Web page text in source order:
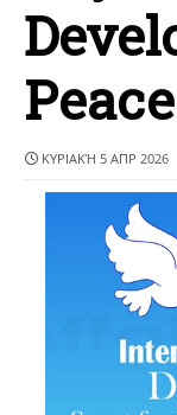
Peace
ΚΥΡΙΑΚΉ 5 ΑΠΡ 2026